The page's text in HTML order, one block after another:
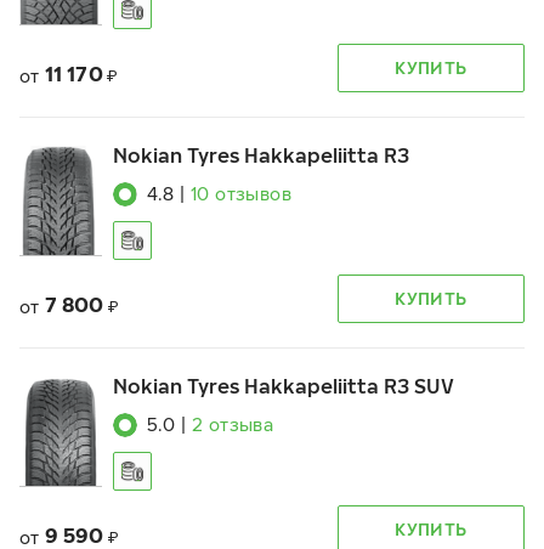
от 11 170 ₽ КУПИТЬ
Nokian Tyres Hakkapeliitta R3
4.8 10 отзывов
от 7 800 ₽ КУПИТЬ
Nokian Tyres Hakkapeliitta R3 SUV
5.0 2 отзыва
от 9 590 ₽ КУПИТЬ